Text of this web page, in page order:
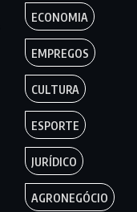
ECONOMIA
EMPREGOS
CULTURA
ESPORTE
JURÍDICO
AGRONEGÓCIO